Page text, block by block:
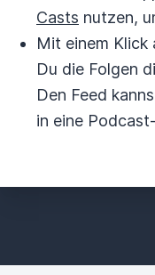
Casts nutzen,
Mit einem Klick
Du die Folgen
Den Feed
in eine